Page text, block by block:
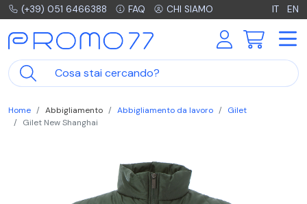
(+39) 051 6466388 FAQ CHI SIAMO IT EN
Home Abbigliamento Abbigliamento da lavoro
Gilet
Gilet New Shanghai